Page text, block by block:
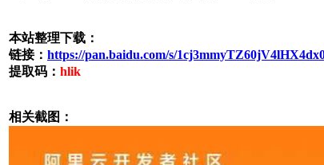
本站整理下载：
链接： https://pan.baidu.com/s/
提取码： hlik
相关截图：